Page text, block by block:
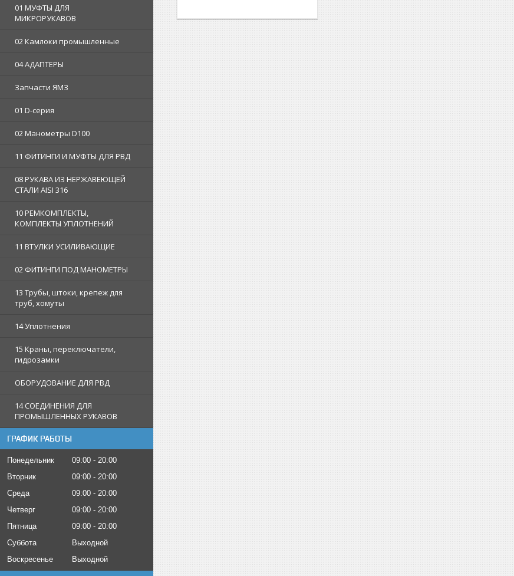
01 МУФТЫ ДЛЯ
МИКРОРУКАВОВ
02 Камлоки промышленные
04 АДАПТЕРЫ
Запчасти ЯМЗ
01 D-серия
02 Манометры D100
11 ФИТИНГИ И МУФТЫ ДЛЯ РВД
08 РУКАВА ИЗ НЕРЖАВЕЮЩЕЙ
СТАЛИ AISI 316
10 РЕМКОМПЛЕКТЫ,
КОМПЛЕКТЫ УПЛОТНЕНИЙ
11 ВТУЛКИ УСИЛИВАЮЩИЕ
02 ФИТИНГИ ПОД МАНОМЕТРЫ
13 Трубы, штоки, крепеж для
труб, хомуты
14 Уплотнения
15 Краны, переключатели,
гидрозамки
ОБОРУДОВАНИЕ ДЛЯ РВД
14 СОЕДИНЕНИЯ ДЛЯ
ПРОМЫШЛЕННЫХ РУКАВОВ
ГРАФИК РАБОТЫ
Понедельник 09:00
20:00
Вторник
09:00
20:00
Среда
09:00
20:00
Четверг
09:00
20:00
Пятница
09:00
20:00
Суббота
Выходной
Воскресенье
Выходной